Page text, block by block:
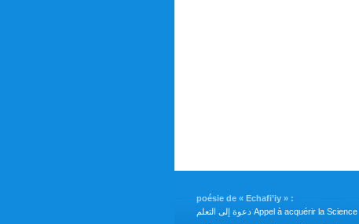
poésie de « Echafi’iy » :
دعوة إلى التعلم Appel à acquérir la Science